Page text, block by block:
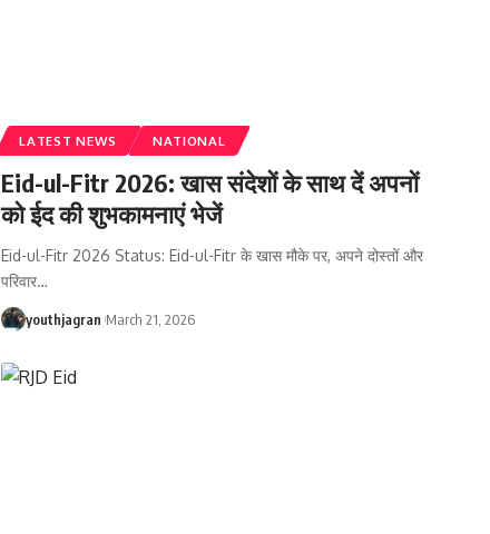
LATEST NEWS NATIONAL
Eid-ul-Fitr 2026: खास संदेशों के साथ दें अपनों
को ईद की शुभकामनाएं भेजें
Eid-ul-Fitr 2026 Status: Eid-ul-Fitr के खास मौके पर, अपने दोस्तों और
परिवार…
youthjagran March 21, 2026